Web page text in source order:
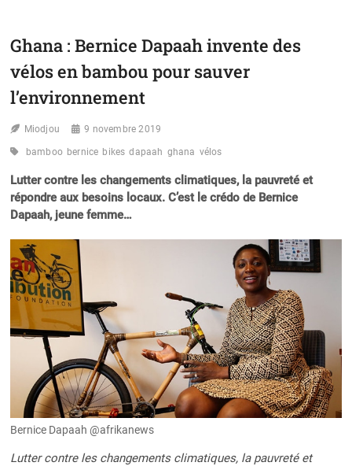
Ghana : Bernice Dapaah invente des
vélos en bambou pour sauver
l’environnement
Miodjou 9 novembre 2019
bamboo bernice bikes dapaah ghana vélos
Lutter contre les changements climatiques, la pauvreté et
répondre aux besoins locaux. C’est le crédo de Bernice
Dapaah, jeune femme…
Bernice Dapaah @afrikanews
Lutter contre les changements climatiques, la pauvreté et